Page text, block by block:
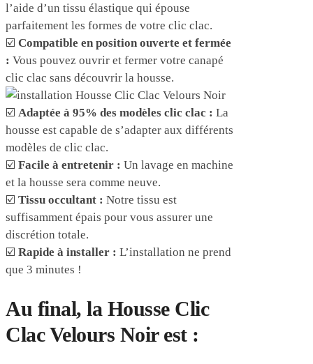
l’aide d’un tissu élastique qui épouse
parfaitement les formes de votre clic clac.
☑️ Compatible en position ouverte et fermée
: Vous pouvez ouvrir et fermer votre canapé
clic clac sans découvrir la housse.
☑️ Adaptée à 95% des modèles clic clac : La
housse est capable de s’adapter aux différents
modèles de clic clac.
☑️ Facile à entretenir : Un lavage en machine
et la housse sera comme neuve.
☑️ Tissu occultant : Notre tissu est
suffisamment épais pour vous assurer une
discrétion totale.
☑️ Rapide à installer : L’installation ne prend
que 3 minutes !
Au final, la Housse Clic
Clac Velours Noir est :